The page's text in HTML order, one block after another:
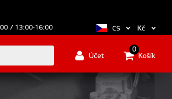
/ 13:00-16:00 CS Kč
Účet Košík
0